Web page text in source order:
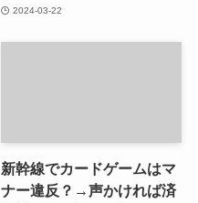
2024-03-22
新幹線でカードゲームはマ
ナー違反？→声かければ済